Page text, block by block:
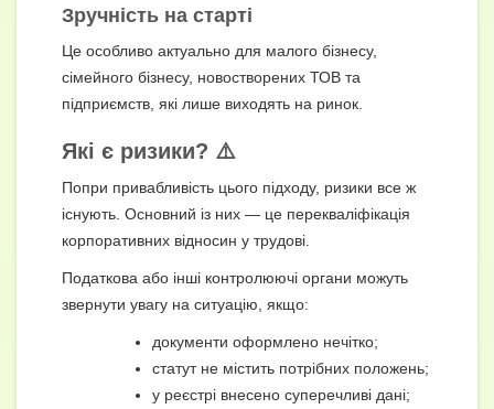
Зручність на старті
Це особливо актуально для малого бізнесу,
сімейного бізнесу, новостворених ТОВ та
підприємств, які лише виходять на ринок.
Які є ризики? ⚠️
Попри привабливість цього підходу, ризики все ж
існують. Основний із них — це перекваліфікація
корпоративних відносин у трудові.
Податкова або інші контролюючі органи можуть
звернути увагу на ситуацію, якщо:
документи оформлено нечітко;
статут не містить потрібних положень;
у реєстрі внесено суперечливі дані;